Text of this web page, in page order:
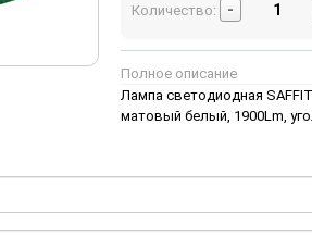
Количество: -
Полное описание
Лампа светодиодная
матовый белый, 1900Lm,